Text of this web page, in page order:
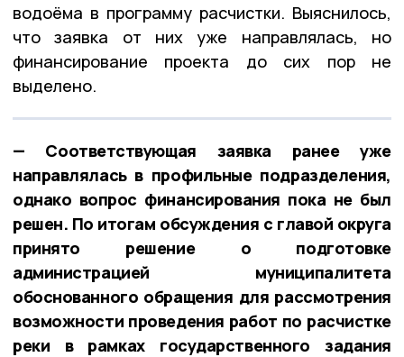
водоёма в программу расчистки. Выяснилось,
что заявка от них уже направлялась, но
финансирование проекта до сих пор не
выделено.
— Соответствующая заявка ранее уже
направлялась в профильные подразделения,
однако вопрос финансирования пока не был
решен. По итогам обсуждения с главой округа
принято решение о подготовке
администрацией муниципалитета
обоснованного обращения для рассмотрения
возможности проведения работ по расчистке
реки в рамках государственного задания